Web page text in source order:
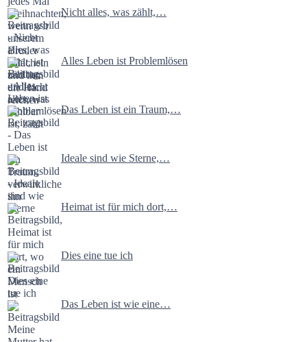
Nicht alles, was zählt,…
Alles Leben ist Problemlösen
Das Leben ist ein Traum,…
Ideale sind wie Sterne,…
Heimat ist für mich dort,…
Dies eine tue ich
Das Leben ist wie eine…